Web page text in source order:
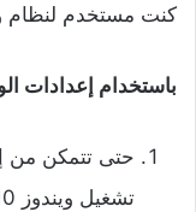
كنت مستخدم لنظام ويندوز 10 وذلك باتباع
باستخدام إعدادات
حتى تتمكن من
تشغيل ويندوز 10، افتح قائمة ابدأ ‘